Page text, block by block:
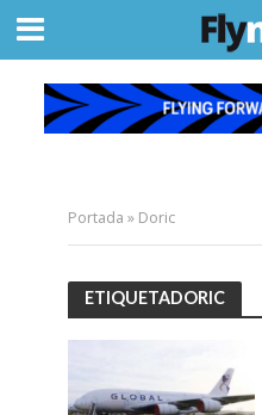
Portada » Doric
ETIQUETADORIC